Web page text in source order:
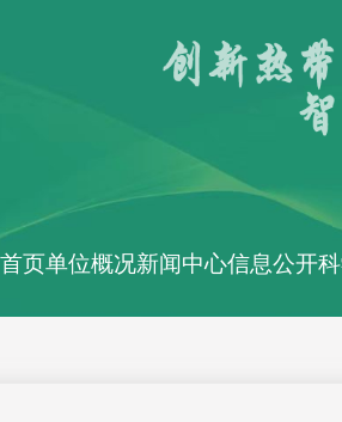
首页单位概况新闻中心信息公开